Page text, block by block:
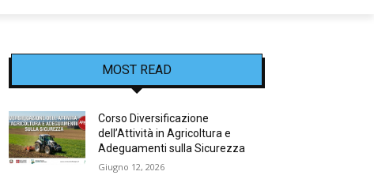
MOST READ
Corso Diversificazione
dell’Attività in Agricoltura e
Adeguamenti sulla Sicurezza
Giugno 12, 2026